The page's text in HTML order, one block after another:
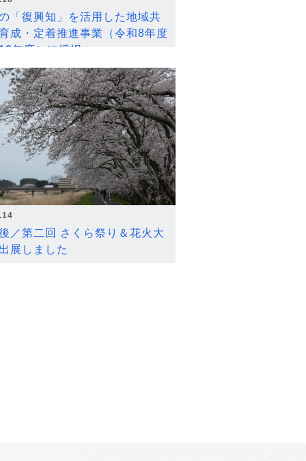
「復興知」を活用した地域共
成・定着推進事業（令和8年度
年度）に採択
／第二回 さくら祭り＆花火大
展しました